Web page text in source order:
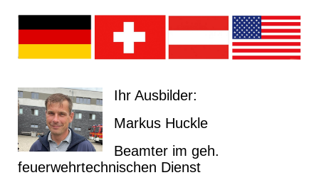
Ihr Ausbilder:
Markus Huckle
Beamter im geh.
feuerwehrtechnischen Dienst